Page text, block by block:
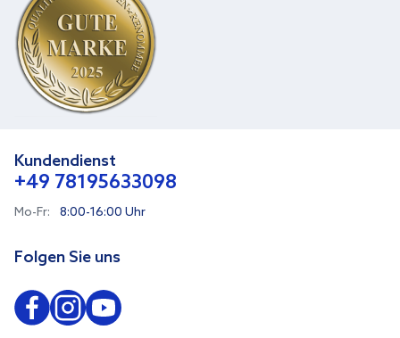
Kundendienst
+49 78195633098
Mo-Fr: 8:00-16:00 Uhr
Folgen Sie uns